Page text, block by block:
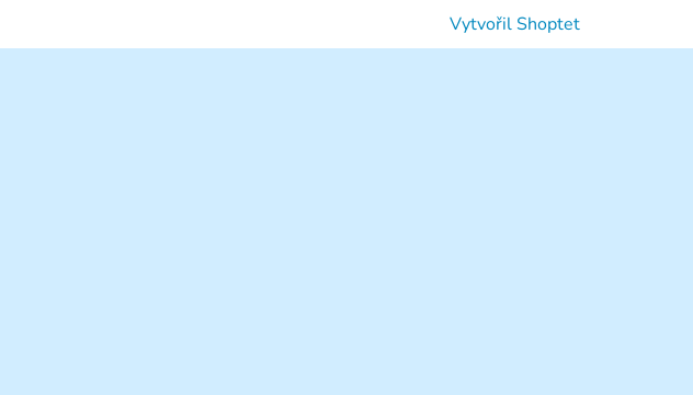
Vytvořil Shoptet